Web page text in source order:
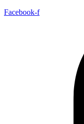
Facebook-f